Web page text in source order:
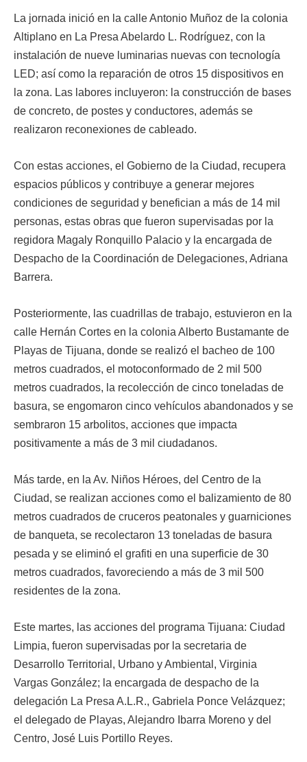
La jornada inició en la calle Antonio Muñoz de la colonia
Altiplano en La Presa Abelardo L. Rodríguez, con la
instalación de nueve luminarias nuevas con tecnología
LED; así como la reparación de otros 15 dispositivos en
la zona. Las labores incluyeron: la construcción de bases
de concreto, de postes y conductores, además se
realizaron reconexiones de cableado.
Con estas acciones, el Gobierno de la Ciudad, recupera
espacios públicos y contribuye a generar mejores
condiciones de seguridad y benefician a más de 14 mil
personas, estas obras que fueron supervisadas por la
regidora Magaly Ronquillo Palacio y la encargada de
Despacho de la Coordinación de Delegaciones, Adriana
Barrera.
Posteriormente, las cuadrillas de trabajo, estuvieron en la
calle Hernán Cortes en la colonia Alberto Bustamante de
Playas de Tijuana, donde se realizó el bacheo de 100
metros cuadrados, el motoconformado de 2 mil 500
metros cuadrados, la recolección de cinco toneladas de
basura, se engomaron cinco vehículos abandonados y se
sembraron 15 arbolitos, acciones que impacta
positivamente a más de 3 mil ciudadanos.
Más tarde, en la Av. Niños Héroes, del Centro de la
Ciudad, se realizan acciones como el balizamiento de 80
metros cuadrados de cruceros peatonales y guarniciones
de banqueta, se recolectaron 13 toneladas de basura
pesada y se eliminó el grafiti en una superficie de 30
metros cuadrados, favoreciendo a más de 3 mil 500
residentes de la zona.
Este martes, las acciones del programa Tijuana: Ciudad
Limpia, fueron supervisadas por la secretaria de
Desarrollo Territorial, Urbano y Ambiental, Virginia
Vargas González; la encargada de despacho de la
delegación La Presa A.L.R., Gabriela Ponce Velázquez;
el delegado de Playas, Alejandro Ibarra Moreno y del
Centro, José Luis Portillo Reyes.